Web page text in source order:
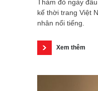
Thảm đỏ ngày
kế thời trang Việt
nhân nổi tiếng.
Xem thêm